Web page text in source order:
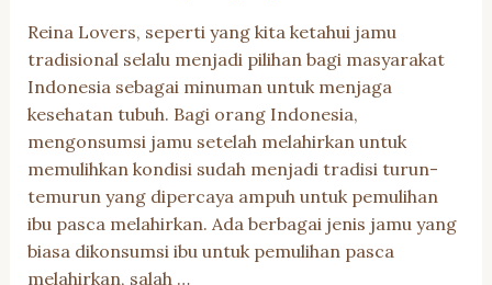
Reina Lovers, seperti yang kita ketahui jamu
tradisional selalu menjadi pilihan bagi masyarakat
Indonesia sebagai minuman untuk menjaga
kesehatan tubuh. Bagi orang Indonesia,
mengonsumsi jamu setelah melahirkan untuk
memulihkan kondisi sudah menjadi tradisi turun-
temurun yang dipercaya ampuh untuk pemulihan
ibu pasca melahirkan. Ada berbagai jenis jamu yang
biasa dikonsumsi ibu untuk pemulihan pasca
melahirkan, salah …